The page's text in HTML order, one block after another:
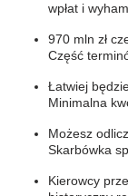
wpłat i
970 mln zł
Część
Łatwiej
Minimalna
Możesz
Skarbówka
Kierowcy